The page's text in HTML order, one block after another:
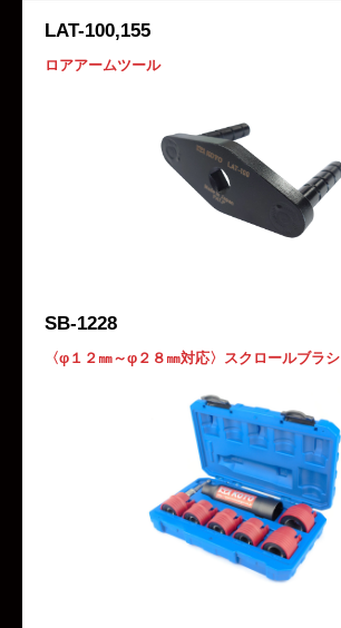
LAT-100,155
ロアアームツール
SB-1228
〈φ１２㎜～φ２８㎜対応〉スクロールブラシ